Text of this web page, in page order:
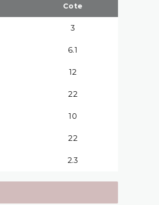
Cote
3
6.1
12
22
10
22
2.3